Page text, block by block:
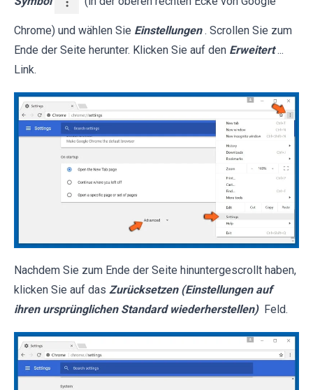
Chrome) und wählen Sie Einstellungen . Scrollen Sie zum
Ende der Seite herunter. Klicken Sie auf den Erweitert ...
Link.
Nachdem Sie zum Ende der Seite hinuntergescrollt haben,
klicken Sie auf das Zurücksetzen (Einstellungen auf
ihren ursprünglichen Standard wiederherstellen) Feld.